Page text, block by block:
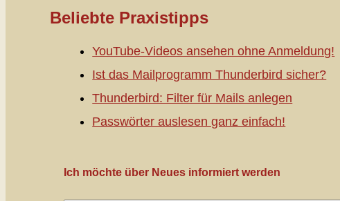
Beliebte Praxistipps
YouTube-Videos ansehen ohne Anmeldung!
Ist das Mailprogramm Thunderbird sicher?
Thunderbird: Filter für Mails anlegen
Passwörter auslesen ganz einfach!
Ich möchte über Neues informiert werden